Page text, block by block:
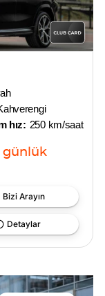
hız: 250 km/saat
günlük
Bizi Arayın
Detaylar